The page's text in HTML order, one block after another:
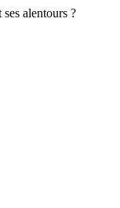
alentours ?